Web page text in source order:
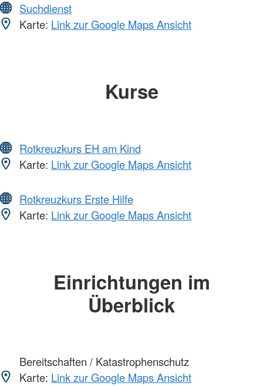
Suchdienst
Karte: Link zur Google Maps Ansicht
Kurse
Rotkreuzkurs EH am Kind
Karte: Link zur Google Maps Ansicht
Rotkreuzkurs Erste Hilfe
Karte: Link zur Google Maps Ansicht
Einrichtungen im
Überblick
Bereitschaften / Katastrophenschutz
Karte: Link zur Google Maps Ansicht